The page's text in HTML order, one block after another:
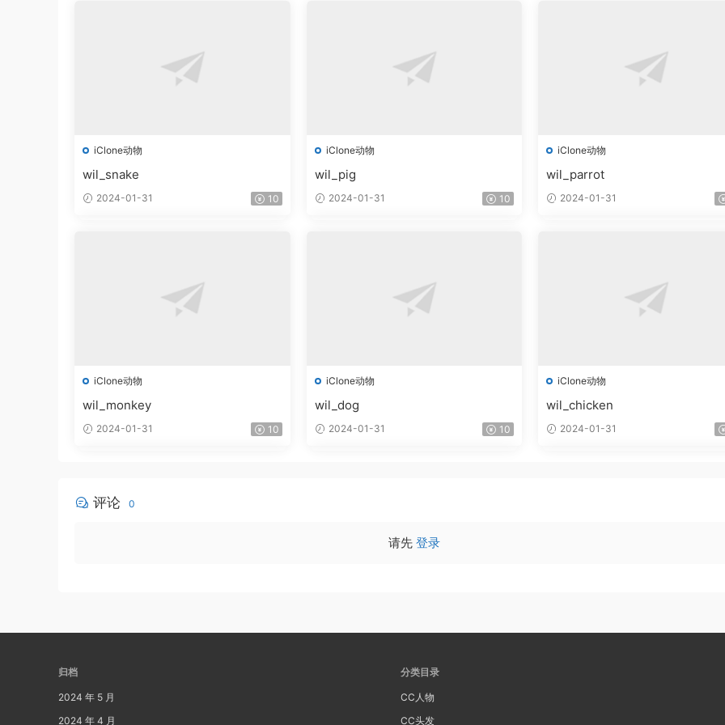
iClone动物
wil_snake
2024-01-31 10
iClone动物
wil_pig
2024-01-31 10
iClone动物
wil_parrot
2024-01-31
iClone动物
wil_monkey
2024-01-31 10
iClone动物
wil_dog
2024-01-31 10
iClone动物
wil_chicken
2024-01-31
评论 0
请先 登录
归档
2024 年 5 月
2024 年 4 月
分类目录
CC人物
CC头发